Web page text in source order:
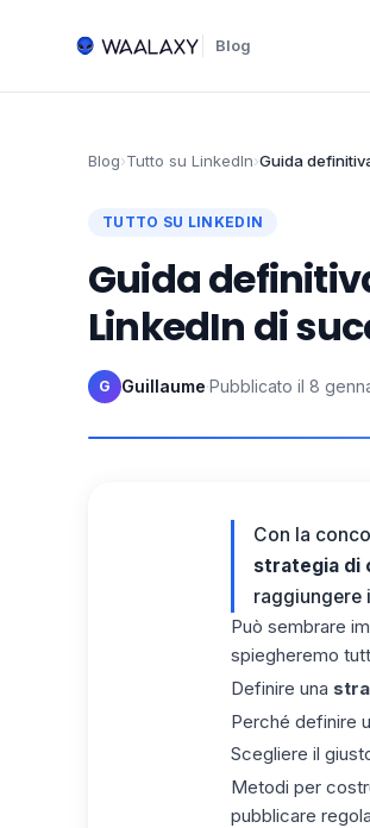
Blog
Blog›Tutto su LinkedIn›Guida
TUTTO SU LINKEDIN
Guida
LinkedIn di
G Guillaume·Pubblicato il 8
Con la
strategia di
raggiungere
Può sembrare
spiegheremo
Definire una
Perché definire
Scegliere il
Metodi per
pubblicare